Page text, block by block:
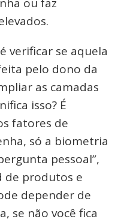
ou faz
verificar se aquela
pelo dono da
as camadas
isso? É
fatores de
só a biometria
pessoal”,
de produtos e
depender de
se não você fica